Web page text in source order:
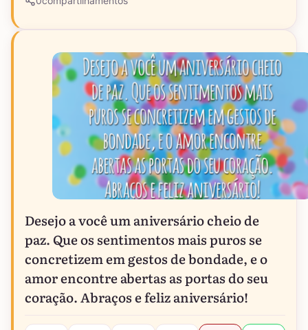
Desejo a você um aniversário cheio de
paz. Que os sentimentos mais puros se
concretizem em gestos de bondade, e o
amor encontre abertas as portas do seu
coração. Abraços e feliz aniversário!